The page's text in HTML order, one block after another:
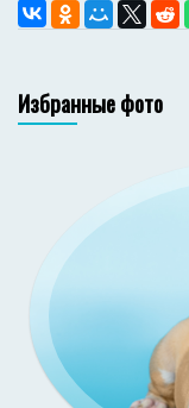
Избранные фото